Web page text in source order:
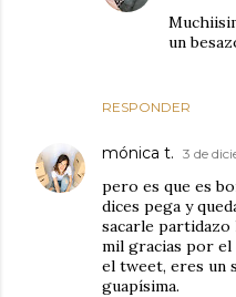
RESPONDER
un
mónica t. 3 de
pero es que es
dices pega y
sacarle partidazo
mil gracias por
el tweet, eres un
guapísima.